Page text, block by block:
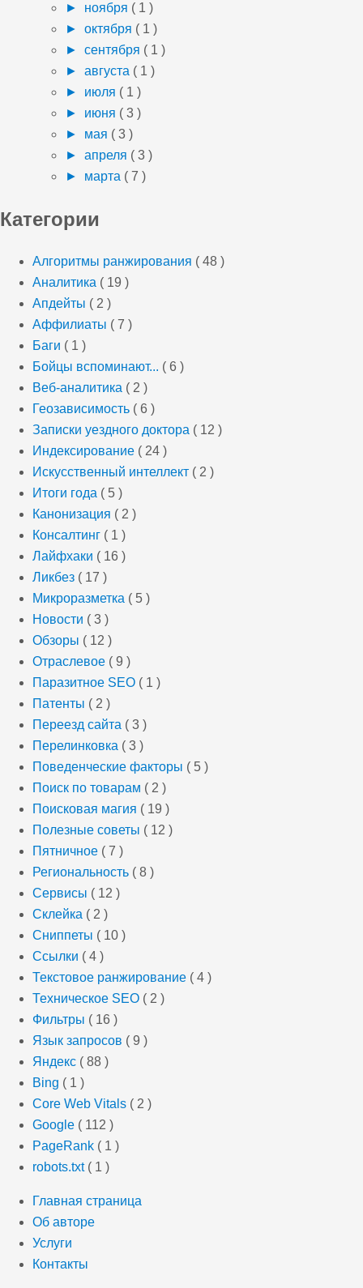
► ноября ( 1 )
► октября ( 1 )
► сентября ( 1 )
► августа ( 1 )
► июля ( 1 )
► июня ( 3 )
► мая ( 3 )
► апреля ( 3 )
► марта ( 7 )
Категории
Алгоритмы ранжирования ( 48 )
Аналитика ( 19 )
Апдейты ( 2 )
Аффилиаты ( 7 )
Баги ( 1 )
Бойцы вспоминают... ( 6 )
Веб-аналитика ( 2 )
Геозависимость ( 6 )
Записки уездного доктора ( 12 )
Индексирование ( 24 )
Искусственный интеллект ( 2 )
Итоги года ( 5 )
Канонизация ( 2 )
Консалтинг ( 1 )
Лайфхаки ( 16 )
Ликбез ( 17 )
Микроразметка ( 5 )
Новости ( 3 )
Обзоры ( 12 )
Отраслевое ( 9 )
Паразитное SEO ( 1 )
Патенты ( 2 )
Переезд сайта ( 3 )
Перелинковка ( 3 )
Поведенческие факторы ( 5 )
Поиск по товарам ( 2 )
Поисковая магия ( 19 )
Полезные советы ( 12 )
Пятничное ( 7 )
Региональность ( 8 )
Сервисы ( 12 )
Склейка ( 2 )
Сниппеты ( 10 )
Ссылки ( 4 )
Текстовое ранжирование ( 4 )
Техническое SEO ( 2 )
Фильтры ( 16 )
Язык запросов ( 9 )
Яндекс ( 88 )
Bing ( 1 )
Core Web Vitals ( 2 )
Google ( 112 )
PageRank ( 1 )
robots.txt ( 1 )
Главная страница
Об авторе
Услуги
Контакты